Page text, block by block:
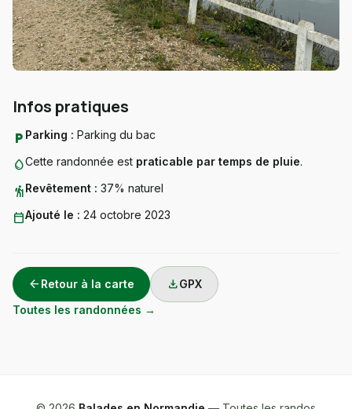
Infos pratiques
local_parking Parking : Parking du bac
water_dropCette randonnée est praticable par temps de pluie.
hikingRevêtement : 37% naturel
calendar_todayAjouté le : 24 octobre 2023
arrow_back Retour à la carte downloadGPX
Toutes les randonnées →